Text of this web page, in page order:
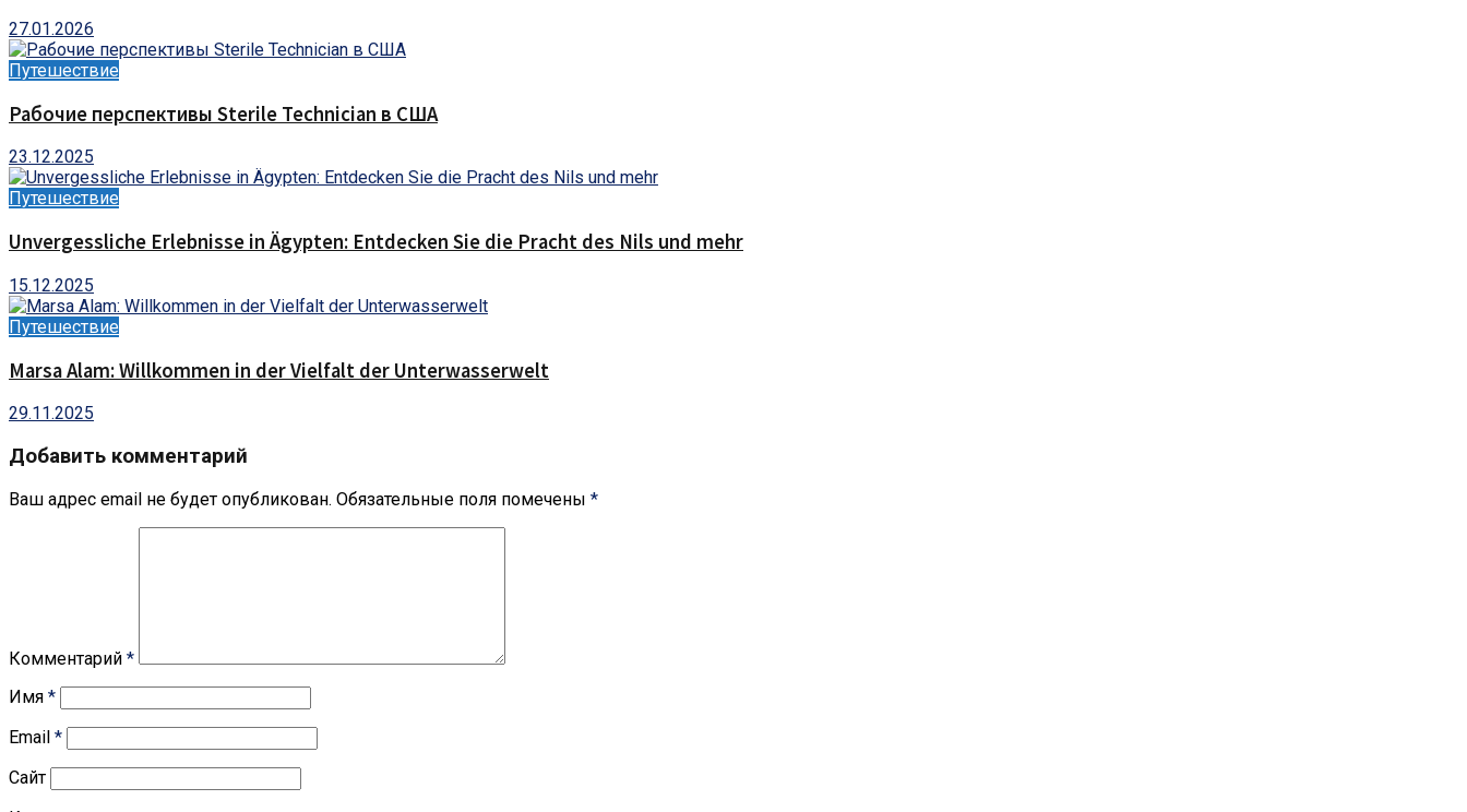
27.01.2026
Путешествие
Рабочие перспективы Sterile Technician в США
23.12.2025
Путешествие
Unvergessliche Erlebnisse in Ägypten: Entdecken Sie die Pracht des Nils und mehr
15.12.2025
Путешествие
Marsa Alam: Willkommen in der Vielfalt der Unterwasserwelt
29.11.2025
Добавить комментарий
Ваш адрес email не будет опубликован. Обязательные поля помечены *
Комментарий *
Имя *
Email *
Сайт